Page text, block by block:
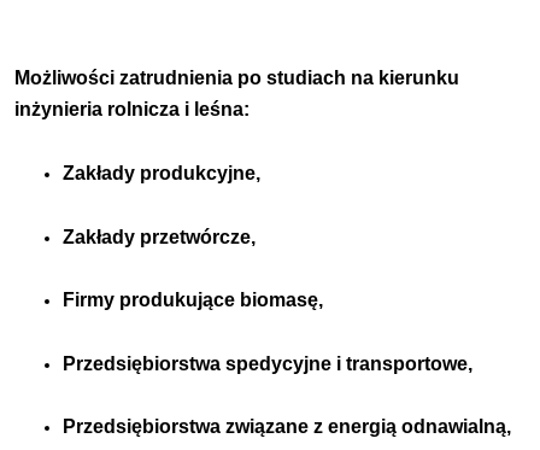
Możliwości zatrudnienia po studiach na kierunku
inżynieria rolnicza i leśna:
Zakłady produkcyjne,
Zakłady przetwórcze,
Firmy produkujące biomasę,
Przedsiębiorstwa spedycyjne i transportowe,
Przedsiębiorstwa związane z energią odnawialną,